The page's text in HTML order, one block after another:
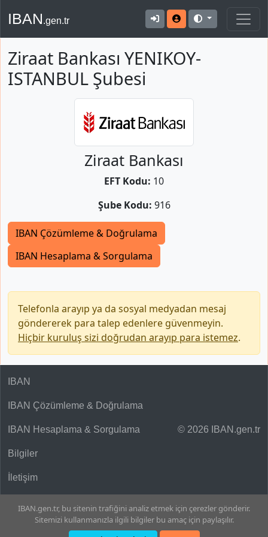
IBAN.gen.tr
Ziraat Bankası YENIKOY-
ISTANBUL Şubesi
Ziraat Bankası
EFT Kodu: 10
Şube Kodu: 916
IBAN Çözümleme & Doğrulama
IBAN Hesaplama & Sorgulama
Telefonla arayıp ya da sosyal medyadan mesaj
göndererek para talep edenlere güvenmeyin.
Hiçbir kuruluş sizi doğrudan arayıp para istemez.
© 2026 IBAN.gen.tr
IBAN
IBAN Çözümleme & Doğrulama
IBAN Hesaplama & Sorgulama
Bilgiler
İletişim
IBAN.gen.tr, bu sitenin trafiğini analiz etmek için çerezler gönderir.
Sitemizi kullanmanızla ilgili bilgiler bu amaç için paylaşılır.